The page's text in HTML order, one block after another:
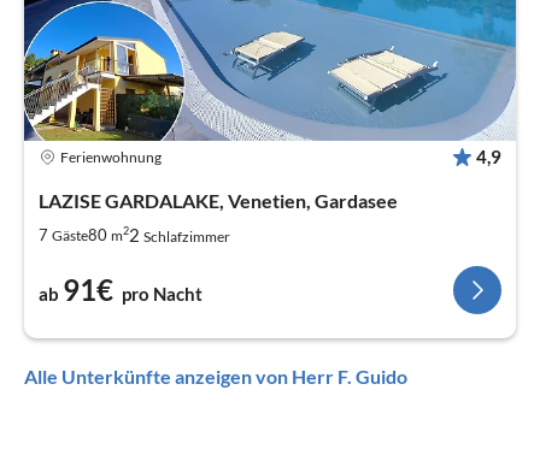
Ferienwohnung 4,9
LAZISE GARDALAKE, Venetien, Gardasee
7 Gäste80 m22 Schlafzimmer
ab 91€ pro Nacht
Alle Unterkünfte anzeigen von Herr F. Guido